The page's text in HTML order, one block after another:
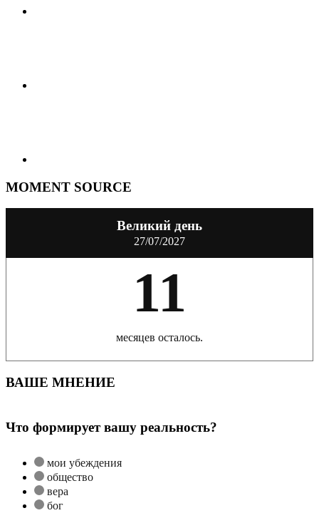
MOMENT SOURCE
Великий день
27/07/2027
11
месяцев осталось.
ВАШЕ МНЕНИЕ
Что формирует вашу реальность?
мои убеждения
общество
вера
бог